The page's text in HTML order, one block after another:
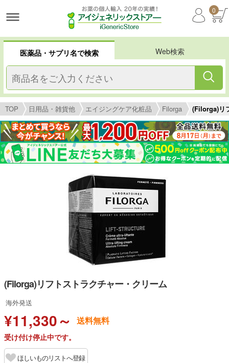
0
医薬品・サプリ名で検索 Web検索
TOP 日用品・雑貨他 エイジングケア化粧品 Filorga (Filorga)リ
(Filorga)リフトストラクチャー・クリーム
海外発送
¥11,330～ 送料無料
受け付け停止中です。
ほしいものリストへ登録